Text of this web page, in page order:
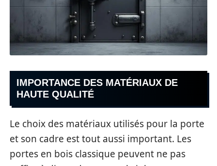
IMPORTANCE DES MATÉRIAUX DE
HAUTE QUALITÉ
Le choix des matériaux utilisés pour la porte
et son cadre est tout aussi important. Les
portes en bois classique peuvent ne pas